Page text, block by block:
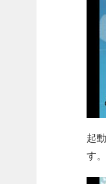
起
す。